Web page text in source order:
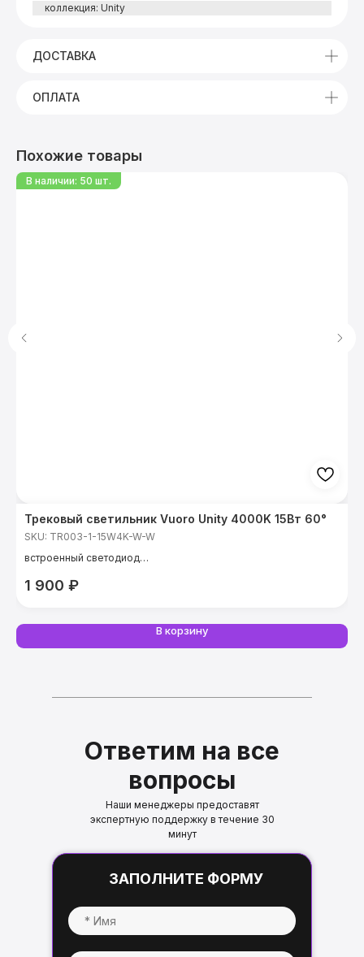
коллекция: Unity
ДОСТАВКА
ОПЛАТА
Похожие товары
Трековый светильник Vuoro Unity 4000K 15Вт 60°
SKU: TR003-1-15W4K-W-W
встроенный светодиод
температура света: 4000 К
1 900 ₽
В корзину
Наши менеджеры предоставят
экспертную поддержку в течение 30
минут
Ответим на все
вопросы
ЗАПОЛНИТЕ ФОРМУ